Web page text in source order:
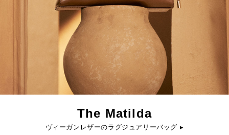
The Matilda
ヴィーガンレザーのラグジュアリーバッグ ▸